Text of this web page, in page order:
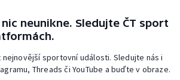
neunikne. Sledujte ČT sport
sportovní události. Sledujte nás i
Threads či YouTube a buďte v obraze.